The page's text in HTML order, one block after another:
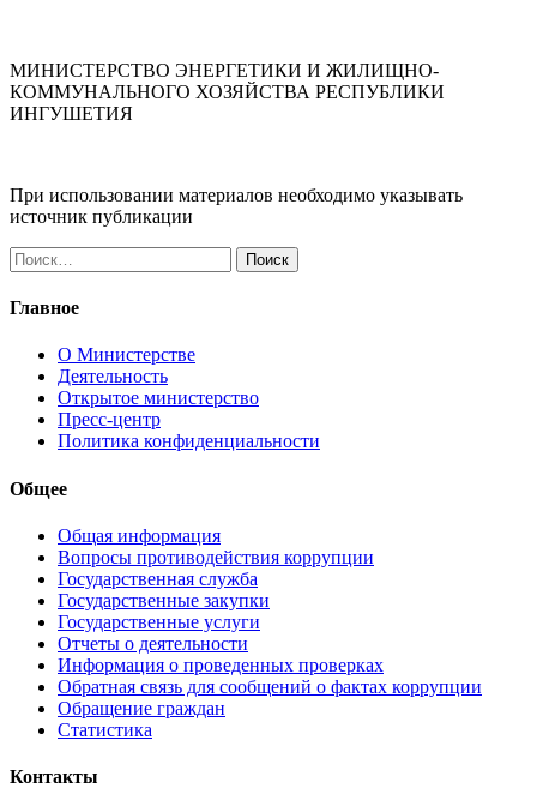
МИНИСТЕРСТВО ЭНЕРГЕТИКИ И ЖИЛИЩНО-
КОММУНАЛЬНОГО ХОЗЯЙСТВА РЕСПУБЛИКИ
ИНГУШЕТИЯ
При использовании материалов необходимо указывать
источник публикации
Найти:
Главное
О Министерстве
Деятельность
Открытое министерство
Пресс-центр
Политика конфиденциальности
Общее
Общая информация
Вопросы противодействия коррупции
Государственная служба
Государственные закупки
Государственные услуги
Отчеты о деятельности
Информация о проведенных проверках
Обратная связь для сообщений о фактах коррупции
Обращение граждан
Статистика
Контакты